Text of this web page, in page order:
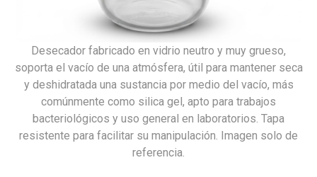
Desecador fabricado en vidrio neutro y muy grueso,
soporta el vacío de una atmósfera, útil para mantener seca
y deshidratada una sustancia por medio del vacío, más
comúnmente como silica gel, apto para trabajos
bacteriológicos y uso general en laboratorios. Tapa
resistente para facilitar su manipulación. Imagen solo de
referencia.